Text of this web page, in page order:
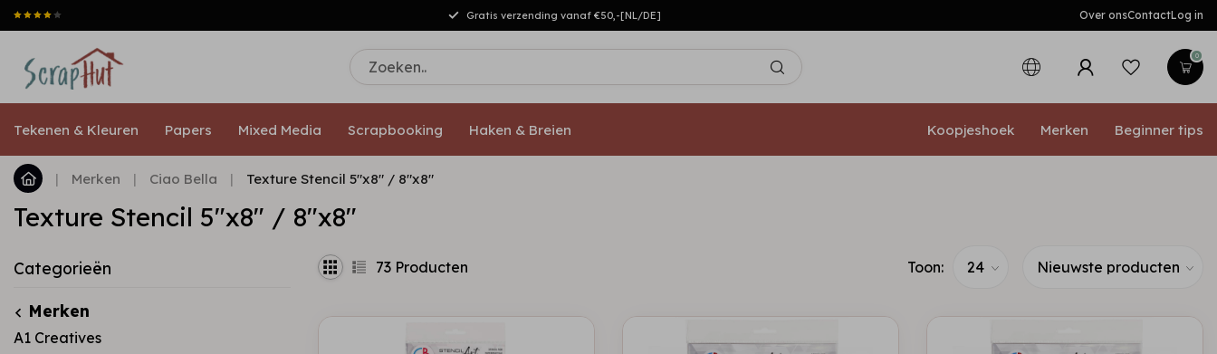
Gratis verzending vanaf €50,-[NL/DE] Over onsContactLog in
0
Tekenen & Kleuren Papers Mixed Media Scrapbooking Haken & Breien Koopjeshoek Merken Beginner tips
| Merken | Ciao Bella | Texture Stencil 5"x8" / 8"x8"
Texture Stencil 5"x8" / 8"x8"
Categorieën
Merken
A1 Creatives
73 Producten Toon: